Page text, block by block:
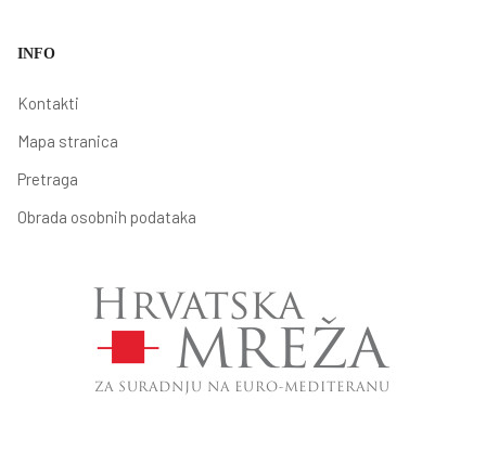
INFO
Kontakti
Mapa stranica
Pretraga
Obrada osobnih podataka